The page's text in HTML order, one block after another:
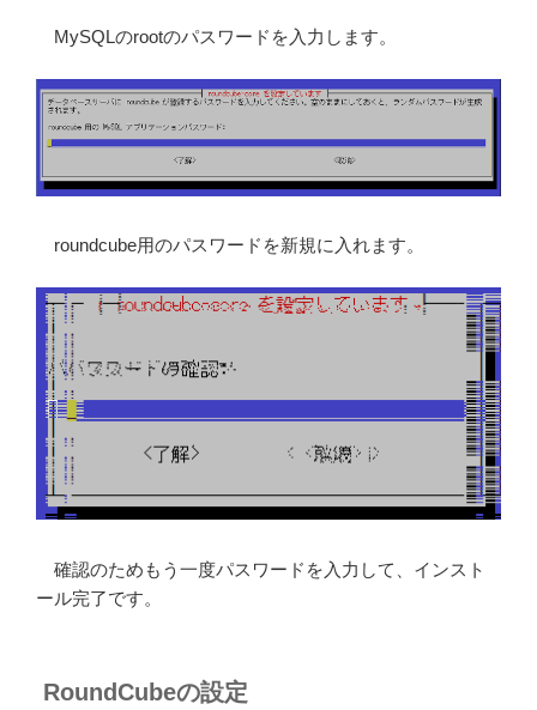
MySQLのrootのパスワードを入力します。
roundcube用のパスワードを新規に入れます。
確認のためもう一度パスワードを入力して、インスト
ール完了です。
RoundCubeの設定